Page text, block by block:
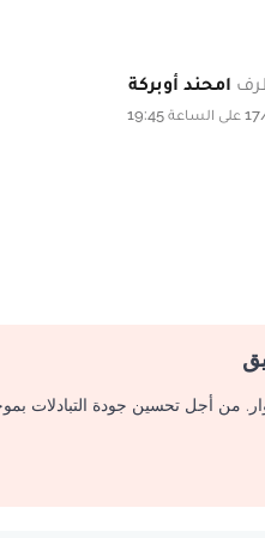
امحند أوبركة
من أجل تحسين جودة التبادلات